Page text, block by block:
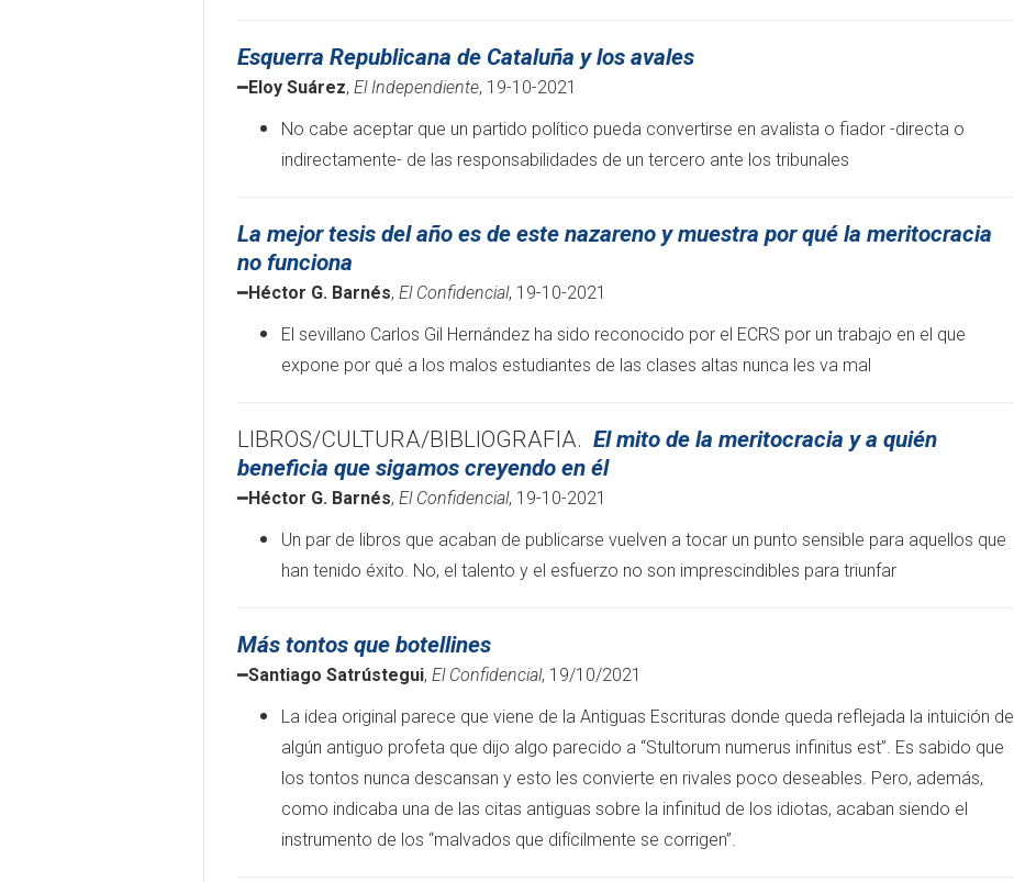
Esquerra Republicana de Cataluña y los avales
━Eloy Suárez, El Independiente, 19-10-2021
No cabe aceptar que un partido político pueda convertirse en avalista o fiador -directa o
indirectamente- de las responsabilidades de un tercero ante los tribunales
La mejor tesis del año es de este nazareno y muestra por qué la meritocracia
no funciona
━Héctor G. Barnés, El Confidencial, 19-10-2021
El sevillano Carlos Gil Hernández ha sido reconocido por el ECRS por un trabajo en el que
expone por qué a los malos estudiantes de las clases altas nunca les va mal
LIBROS/CULTURA/BIBLIOGRAFIA. El mito de la meritocracia y a quién
beneficia que sigamos creyendo en él
━Héctor G. Barnés, El Confidencial, 19-10-2021
Un par de libros que acaban de publicarse vuelven a tocar un punto sensible para aquellos que
han tenido éxito. No, el talento y el esfuerzo no son imprescindibles para triunfar
Más tontos que botellines
━Santiago Satrústegui, El Confidencial, 19/10/2021
La idea original parece que viene de la Antiguas Escrituras donde queda reflejada la intuición de
algún antiguo profeta que dijo algo parecido a “Stultorum numerus infinitus est”. Es sabido que
los tontos nunca descansan y esto les convierte en rivales poco deseables. Pero, además,
como indicaba una de las citas antiguas sobre la infinitud de los idiotas, acaban siendo el
instrumento de los “malvados que difícilmente se corrigen”.